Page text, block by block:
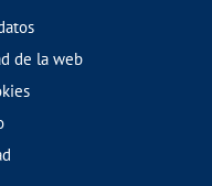
de la web